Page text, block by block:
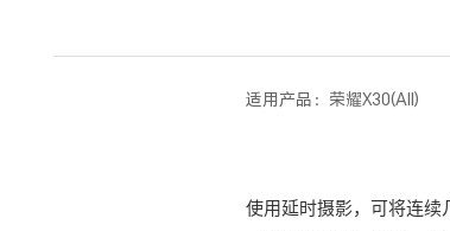
适用产品： 荣耀X30(All)
使用延时摄影，可将连续